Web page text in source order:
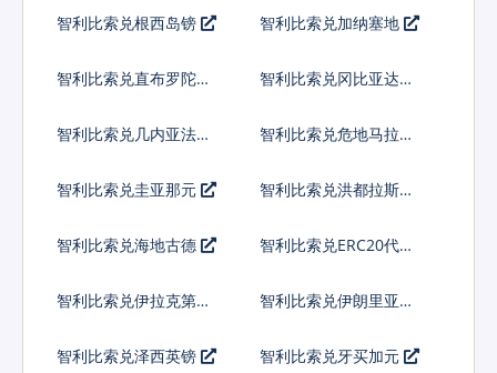
智利比索兑根西岛镑 智利比索兑加纳塞地
智利比索兑直布罗陀镑
智利比索兑冈比亚达拉
智利比索兑几内亚法郎
智利比索兑危地马拉格
智利比索兑圭亚那元
智利比索兑洪都拉斯伦
智利比索兑海地古德 智利比索兑ERC20代币
智利比索兑伊拉克第纳
智利比索兑伊朗里亚尔
智利比索兑泽西英镑 智利比索兑牙买加元